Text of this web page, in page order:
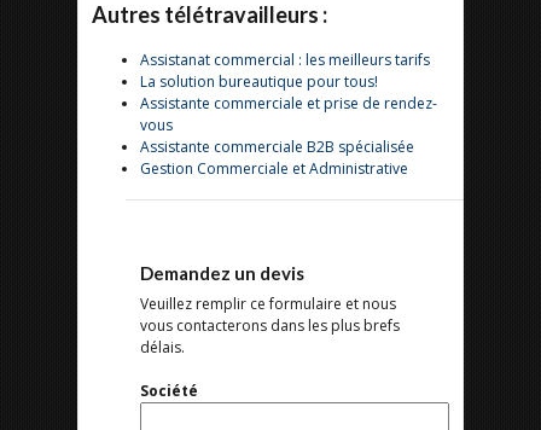
Autres télétravailleurs :
Assistanat commercial : les meilleurs tarifs
La solution bureautique pour tous!
Assistante commerciale et prise de rendez-
vous
Assistante commerciale B2B spécialisée
Gestion Commerciale et Administrative
Demandez un devis
Veuillez remplir ce formulaire et nous
vous contacterons dans les plus brefs
délais.
Société